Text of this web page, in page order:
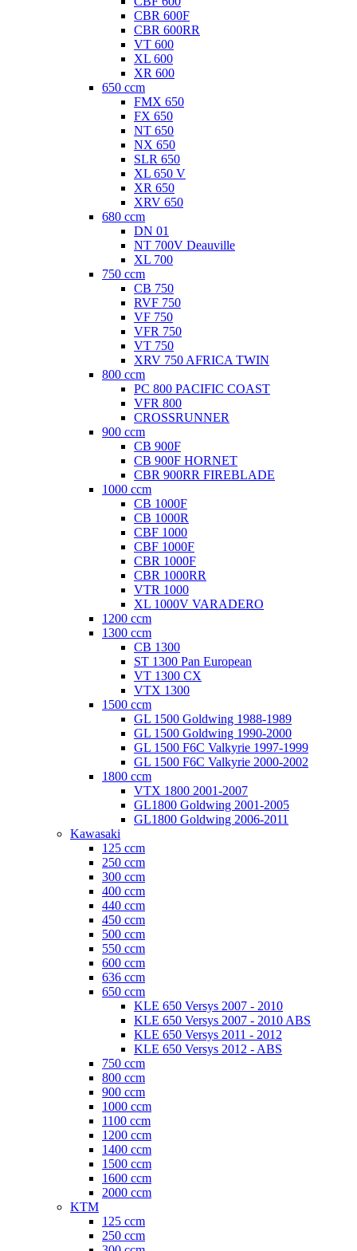
CBR 600F
CBR 600RR
VT 600
XL 600
XR 600
650 ccm
FMX 650
FX 650
NT 650
NX 650
SLR 650
XL 650 V
XR 650
XRV 650
680 ccm
DN 01
NT 700V Deauville
XL 700
750 ccm
CB 750
RVF 750
VF 750
VFR 750
VT 750
XRV 750 AFRICA TWIN
800 ccm
PC 800 PACIFIC COAST
VFR 800
CROSSRUNNER
900 ccm
CB 900F
CB 900F HORNET
CBR 900RR FIREBLADE
1000 ccm
CB 1000F
CB 1000R
CBF 1000
CBF 1000F
CBR 1000F
CBR 1000RR
VTR 1000
XL 1000V VARADERO
1200 ccm
1300 ccm
CB 1300
ST 1300 Pan European
VT 1300 CX
VTX 1300
1500 ccm
GL 1500 Goldwing 1988-1989
GL 1500 Goldwing 1990-2000
GL 1500 F6C Valkyrie 1997-1999
GL 1500 F6C Valkyrie 2000-2002
1800 ccm
VTX 1800 2001-2007
GL1800 Goldwing 2001-2005
GL1800 Goldwing 2006-2011
Kawasaki
125 ccm
250 ccm
300 ccm
400 ccm
440 ccm
450 ccm
500 ccm
550 ccm
600 ccm
636 ccm
650 ccm
KLE 650 Versys 2007 - 2010
KLE 650 Versys 2007 - 2010 ABS
KLE 650 Versys 2011 - 2012
KLE 650 Versys 2012 - ABS
750 ccm
800 ccm
900 ccm
1000 ccm
1100 ccm
1200 ccm
1400 ccm
1500 ccm
1600 ccm
2000 ccm
KTM
125 ccm
250 ccm